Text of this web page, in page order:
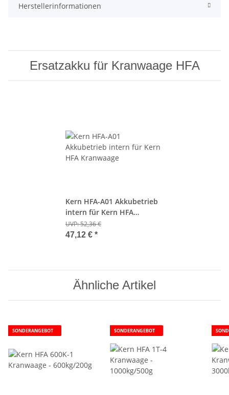
Herstellerinformationen
Ersatzakku für Kranwaage HFA
Kern HFA-A01 Akkubetrieb
intern für Kern HFA
Kranwaage
UVP:52,36 €
47,12 € *
Ähnliche Artikel
SONDERANGEBOT SONDERANGEBOT